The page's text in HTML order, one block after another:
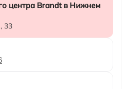
центра Brandt в Нижнем
33